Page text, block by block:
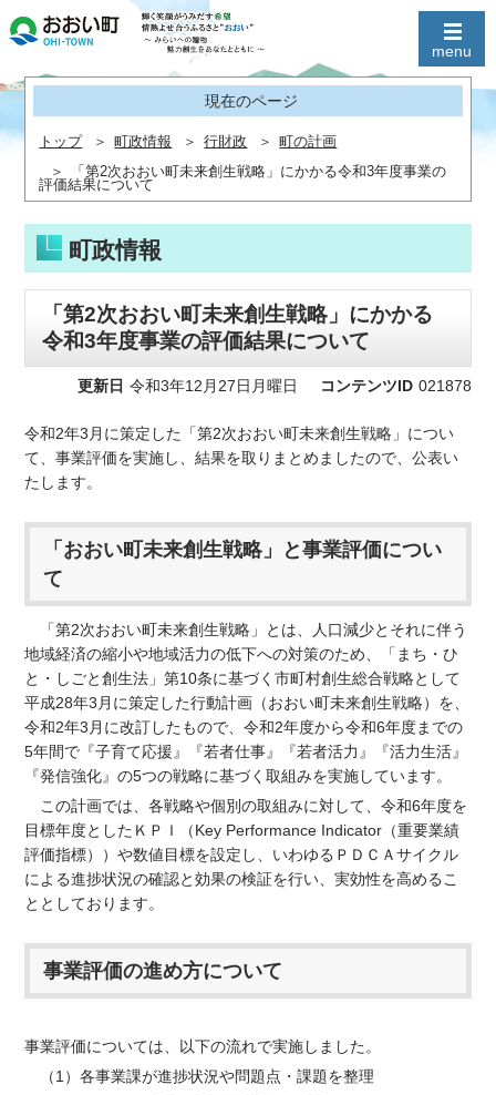
現在のページ
トップ 町政情報 行財政
町の計画
「第2次おおい町未来創生戦略」にかかる令和3年度事業の
評価結果について
町政情報
「第2次おおい町未来創生戦略」にかかる
令和3年度事業の評価結果について
更新日 令和3年12月27日月曜日 コンテンツID 021878
令和2年3月に策定した「第2次おおい町未来創生戦略」につい
て、事業評価を実施し、結果を取りまとめましたので、公表い
たします。
「おおい町未来創生戦略」と事業評価につい
て
「第2次おおい町未来創生戦略」とは、人口減少とそれに伴う
地域経済の縮小や地域活力の低下への対策のため、「まち・ひ
と・しごと創生法」第10条に基づく市町村創生総合戦略として
平成28年3月に策定した行動計画（おおい町未来創生戦略）を、
令和2年3月に改訂したもので、令和2年度から令和6年度までの
5年間で『子育て応援』『若者仕事』『若者活力』『活力生活』
『発信強化』の5つの戦略に基づく取組みを実施しています。
この計画では、各戦略や個別の取組みに対して、令和6年度を
目標年度としたＫＰＩ（Key Performance Indicator（重要業績
評価指標））や数値目標を設定し、いわゆるＰＤＣＡサイクル
による進捗状況の確認と効果の検証を行い、実効性を高めるこ
ととしております。
事業評価の進め方について
事業評価については、以下の流れで実施しました。
（1）各事業課が進捗状況や問題点・課題を整理